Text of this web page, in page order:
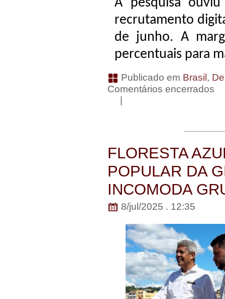
recrutamento
de junho. A
percentuais para
Publicado em Brasil,
Comentários encerrados
|
FLORESTA
POPULAR DA
INCOMODA
8/jul/2025 . 12:35